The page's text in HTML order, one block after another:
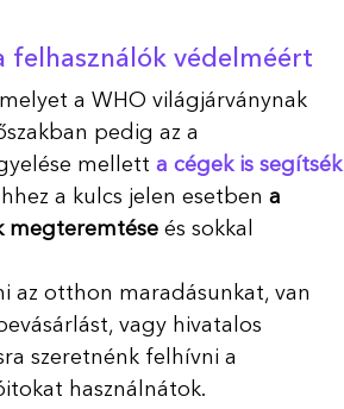
felhasználók védelméért
a WHO világjárványnak
pedig az a
mellett a cégek is segítsék
a kulcs jelen esetben a
megteremtése és sokkal
az otthon maradásunkat, van
vagy hivatalos
szeretnénk felhívni a
használnátok.